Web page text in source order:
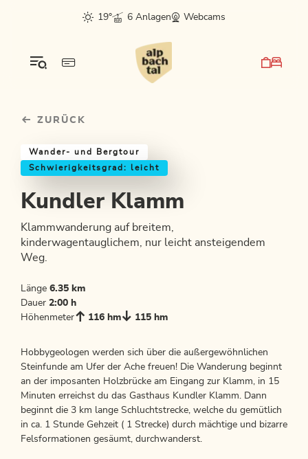
sr.skip-to.main-content
sr.skip-to.table-of-contents
sr.skip-to.main-navigation
19°
6 Anlagen Webcams
ZURÜCK
Wander- und Bergtour
Schwierigkeitsgrad: leicht
Kundler Klamm
Klammwanderung auf breitem,
kinderwagentauglichem, nur leicht ansteigendem
Weg.
Länge 6.35 km
Dauer 2:00 h
Höhenmeter
116 hm 115 hm
Hobbygeologen werden sich über die außergewöhnlichen
Steinfunde am Ufer der Ache freuen! Die Wanderung beginnt
an der imposanten Holzbrücke am Eingang zur Klamm, in 15
Minuten erreichst du das Gasthaus Kundler Klamm. Dann
beginnt die 3 km lange Schluchtstrecke, welche du gemütlich
in ca. 1 Stunde Gehzeit ( 1 Strecke) durch mächtige und bizarre
Felsformationen gesäumt, durchwanderst.